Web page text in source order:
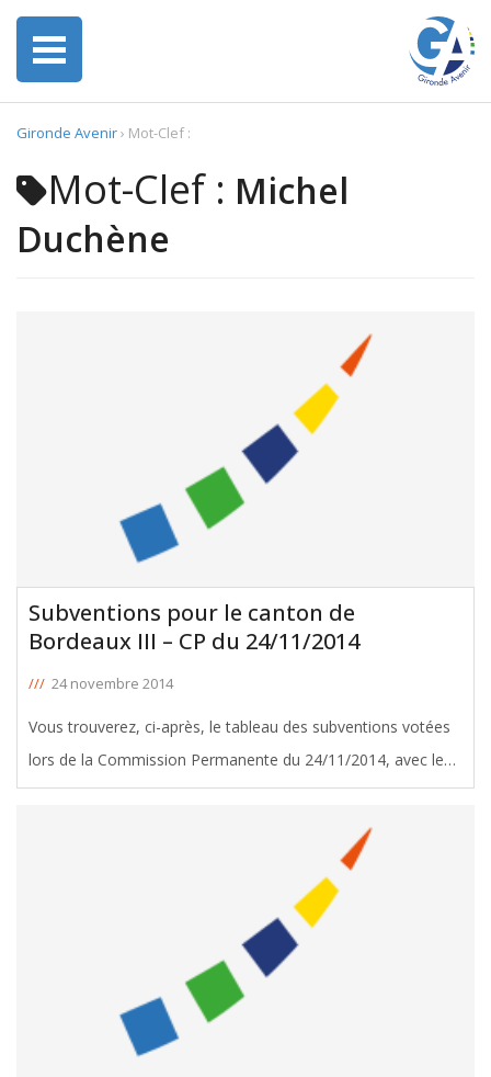
Gironde Avenir› Mot-Clef :
Mot-Clef : Michel
Duchène
Subventions pour le canton de
Bordeaux III – CP du 24/11/2014
/// 24 novembre 2014
Vous trouverez, ci-après, le tableau des subventions votées
lors de la Commission Permanente du 24/11/2014, avec le
soutien de Michel Duchène, Conseiller Général de Bordeaux